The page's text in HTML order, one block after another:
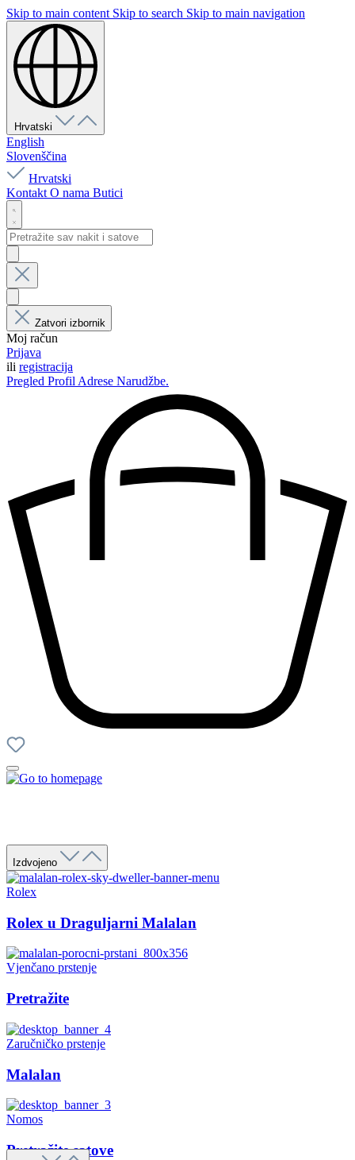
Skip to main content Skip to search Skip to main navigation
Hrvatski
English
Slovenščina
Hrvatski
Kontakt O nama Butici
Zatvori izbornik
Moj račun
Prijava
ili registracija
Pregled Profil Adrese Narudžbe.
Izdvojeno
Rolex
Rolex u Draguljarni Malalan
Vjenčano prstenje
Pretražite
Zaručničko prstenje
Malalan
Nomos
Pretražite satove